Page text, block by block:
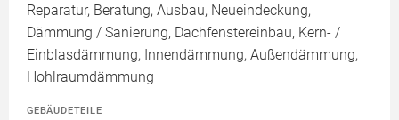
Reparatur, Beratung, Ausbau, Neueindeckung,
Dämmung / Sanierung, Dachfenstereinbau, Kern- /
Einblasdämmung, Innendämmung, Außendämmung,
Hohlraumdämmung
GEBÄUDETEILE